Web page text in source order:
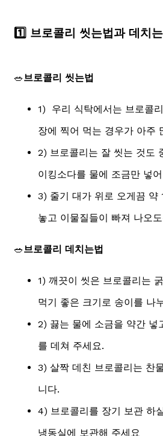
1️⃣ 브로콜리 씻는법과 데치
🥗브로콜리 씻는법
1) 우리 식탁에서는 브로콜
장에 찍어 먹는 경우가 아주
2) 브로콜리는 잘 씻는 것도
이킹소다를 물에 조금만 넣
3) 줄기 대가 위로 오게끔 약
놓고 이물질들이 빠져 나오
🥗브로콜리 데치는법
1) 깨끗이 씻은 브로콜리는
먹기 좋은 크기로 송이를 나
2) 끓는 물에 소금을 약간 넣
를 데쳐 주세요.
3) 살짝 데친 브로콜리는 찬
니다.
4) 브로콜리를 장기 보관 하
냉동실에 보관해 주세요